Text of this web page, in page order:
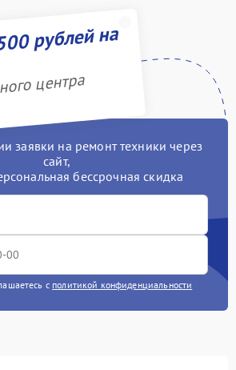
рублей на
центра
заявки на ремонт техники через
сайт,
бессрочная скидка
с политикой конфиденциальности